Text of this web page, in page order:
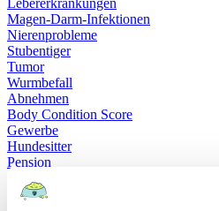
Lebererkrankungen
Magen-Darm-Infektionen
Nierenprobleme
Stubentiger
Tumor
Wurmbefall
Abnehmen
Body Condition Score
Gewerbe
Hundesitter
Pension
Assistenzhund